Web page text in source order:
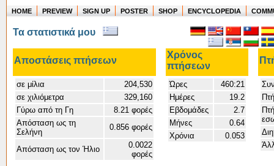
Where in the world have you flown?
How long have you been in the air?
Create your own FlightMemory and see!
HOME PREVIEW SIGN UP POSTER SHOP ENCYCLOPEDIA
Τα στατιστικά μου
Αποστάσεις πτήσεων
Χρόνος
πτήσεων
σε μίλια
204,530
σε χιλιόμετρα
329,160
Γύρω από τη Γη
8.21 φορές
Απόσταση ως τη
Σελήνη
0.856 φορές
Απόσταση ως τον Ήλιο
0.0022
φορές
Ώρες
460:21
Ημέρες
19.2
Εβδομάδες
2.7
Μήνες
0.64
Χρόνια
0.053